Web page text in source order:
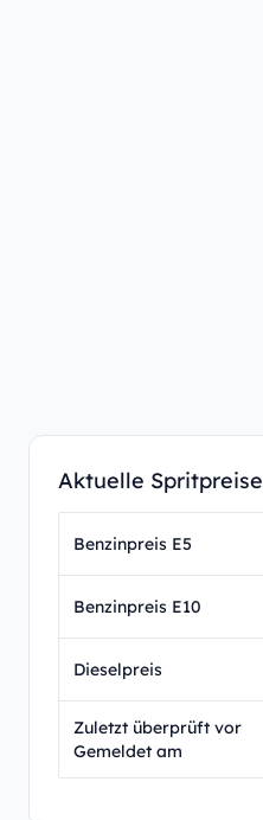
Aktuelle Spritpreise
Benzinpreis E5
Benzinpreis E10
Dieselpreis
Zuletzt überprüft vor
Gemeldet am